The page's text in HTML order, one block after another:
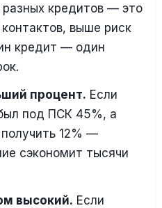
кредитов — это
выше риск
кредит — один
процент. Если
под ПСК 45%, а
12% —
сэкономит тысячи
высокий. Если